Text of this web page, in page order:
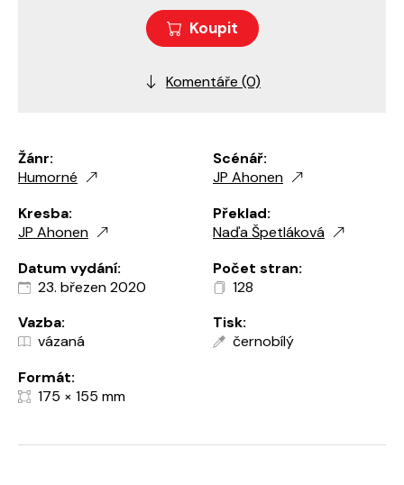
Žánr:
Humorné
Scénář:
JP Ahonen
Kresba:
JP Ahonen
Překlad:
Naďa Špetláková
Datum vydání:
23. březen 2020
Počet stran:
128
Vazba:
vázaná
Tisk:
černobílý
Formát:
175 × 155 mm
Koupit
Komentáře (0)